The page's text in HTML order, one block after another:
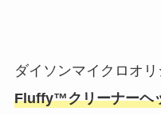
ダイソンマイクロオリ
Fluffy™クリーナーヘ